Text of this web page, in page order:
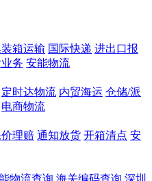
箱运输 国际快递 进出口报
务 安能物流
定时达物流 内贸海运 仓储/派
电商物流
理赔 通知放货 开箱清点 安
物流查询 海关编码查询 深圳